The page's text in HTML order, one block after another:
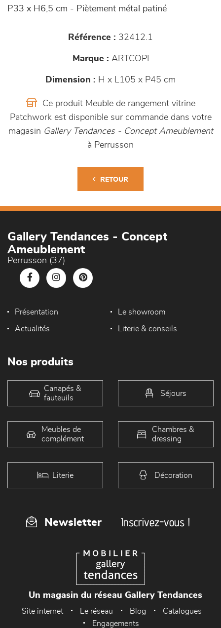
P33 x H6,5 cm - Piètement métal patiné
Référence : 32412.1
Marque : ARTCOPI
Dimension : H x L105 x P45 cm
Ce produit Meuble de rangement vitrine
Patchwork est disponible sur commande dans votre
magasin Gallery Tendances - Concept Ameublement
à Perrusson
RETOUR
Gallery Tendances - Concept
Ameublement
Perrusson (37)
Présentation Le showroom
Actualités Literie & conseils
Nos produits
Canapés &
fauteuils
Séjours
Meubles de
complément
Chambres &
dressing
Literie Décoration
Newsletter Inscrivez-vous !
Un magasin du réseau Gallery Tendances
Site internet Le réseau Blog
Catalogues
Engagements